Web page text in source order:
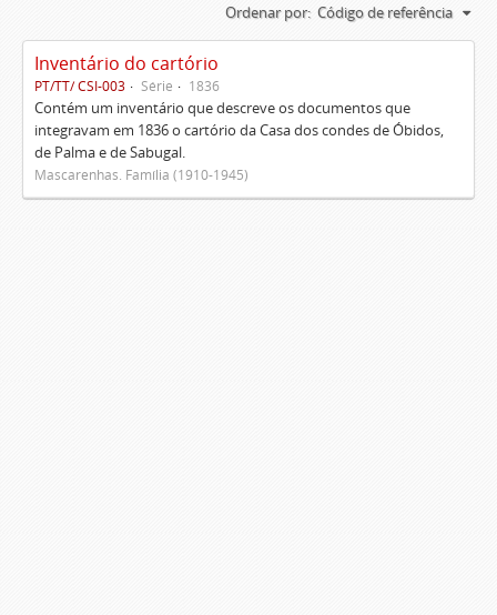
Ordenar por: Código de referência
Inventário do cartório
PT/TT/ CSI-003 Série 1836
Contém um inventário que descreve os documentos que
integravam em 1836 o cartório da Casa dos condes de Óbidos,
de Palma e de Sabugal.
Mascarenhas. Família (1910-1945)